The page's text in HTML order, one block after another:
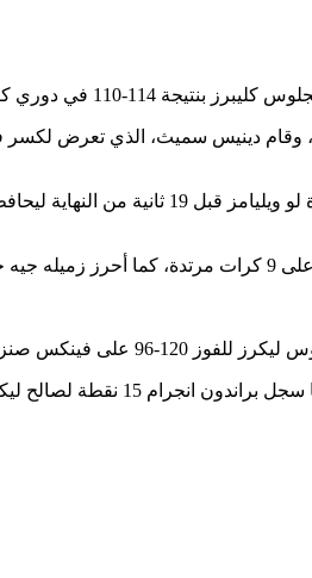
الأمريكي للمحترفين.
16 نقطة لمافريكس أمام فريقه السابق، واستحوذ على 23 كرة